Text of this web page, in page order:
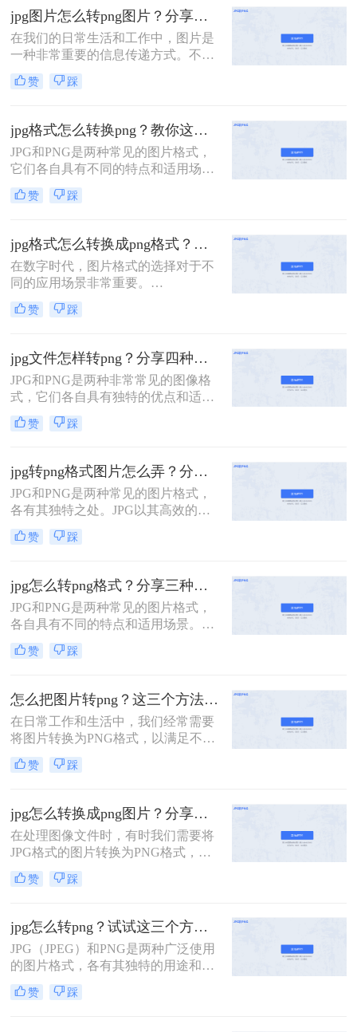
成png格式呢？本文将介绍三种将图
片转换成PNG格式的方法，帮助读者
轻松完成图片格式的转换。
jpg图片怎么转png图片？分享四种简单方法~
在我们的日常生活和工作中，图片是
一种非常重要的信息传递方式。不同
的场景和需求需要使用不同类型的图
片格式。JPG和PNG是两种常见的图
优势。有时，我们需要将JPG图片转
换为PNG格式以满足特定的需求。本
文将介绍几种jpg图片怎么转png图片
的方法。
赞 踩
jpg格式怎么转换png？教你这四种简单又实用的方法！
JPG和PNG是两种常见的图片格式，
它们各自具有不同的特点和适用场
景。JPG以其高效的压缩率和广泛的
应用范围而著称，而PNG则以其无损
当我们需要将JPG格式的图片转换为
PNG格式时，可以采用多种方法。那
么jpg格式怎么转换png呢？本文将介
绍三种实用的jpg转png方法，帮助您
轻松完成转换。
赞 踩
jpg格式怎么转换成png格式？教你这4种简单又实用的方法！
在数字时代，图片格式的选择对于不
同的应用场景非常重要。
JPEG（JPG）格式因其较小的文件大
小和良好的兼容性而广泛应用于网络
是需要透明背景或无损压缩时，PNG
格式更为合适。那么jpg格式怎么转换
成png格式呢？本文将详细介绍几种
简单有效的方法，帮助您轻松将JPG
格式的图片转换为PNG格式。
赞 踩
jpg文件怎样转png？分享四种转换方式！
JPG和PNG是两种非常常见的图像格
式，它们各自具有独特的优点和适用
场景。JPG是一种有损压缩格式，适
用于存储和分享色彩丰富、细节要求
缩格式，能够保持图像的质量和透明
度。有时候，我们可能需要将JPG文
件转换为PNG格式，以保留图像的原
始质量或实现特定的设计需求。那么
jpg文件怎样转png呢？下面，我们将
介绍几种将JPG文件转换为PNG格式
赞 踩
jpg转png格式图片怎么弄？分享二个比较实用的转换方法！
JPG和PNG是两种常见的图片格式，
各有其独特之处。JPG以其高效的压
缩技术和较小的文件体积而著称，非
常适合存储和传输大量图片。然而，
特性受到青睐，尤其在需要高质量图
像或透明背景的场合。那么jpg转png
格式图片怎么弄呢？本文将介绍两种
将JPG转换为PNG格式图片的方法。
赞 踩
jpg怎么转png格式？分享三种实用转换方法！
JPG和PNG是两种常见的图片格式，
各自具有不同的特点和适用场景。
JPG格式通常用于存储照片和图像，
具有压缩率高、占用空间小的优点，
式则以其无损压缩、支持透明背景和
丰富的颜色层次而受到青睐。在某些
情况下，我们可能需要将JPG图片转
换为PNG格式，以满足特定的需求。
那么jpg怎么转png格式呢？本文将介
绍三种将JPG转换为PNG格式的方
赞 踩
怎么把图片转png？这三个方法帮你快速搞定！
在日常工作和生活中，我们经常需要
将图片转换为PNG格式，以满足不同
的需求。PNG格式以其无损压缩、支
持透明度和保留图像细节等特点，成
图片转png呢？本文将介绍三种常用
的图片转PNG格式的方法。
赞 踩
jpg怎么转换成png图片？分享三种实用方法！
在处理图像文件时，有时我们需要将
JPG格式的图片转换为PNG格式，以
满足不同的需求。JPG格式以其有损
压缩和较高的压缩率著称，非常适合
式则以其无损压缩和透明度支持闻
名，适合存储线条图、文字图和需要
透明背景的图像。那么jpg怎么转换成
png图片呢？本文将介绍三种将JPG转
换为PNG图片的方法。
赞 踩
jpg怎么转png？试试这三个方法吧!！
JPG（JPEG）和PNG是两种广泛使用
的图片格式，各有其独特的用途和优
点。JPG以其高效的文件压缩和相对
较好的图像质量而受到欢迎，而PNG
赞 踩